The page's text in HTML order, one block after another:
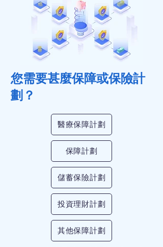
您需要甚麼保障或保險計
劃？
醫療保障計劃
保障計劃
儲蓄保險計劃
投資理財計劃
其他保障計劃